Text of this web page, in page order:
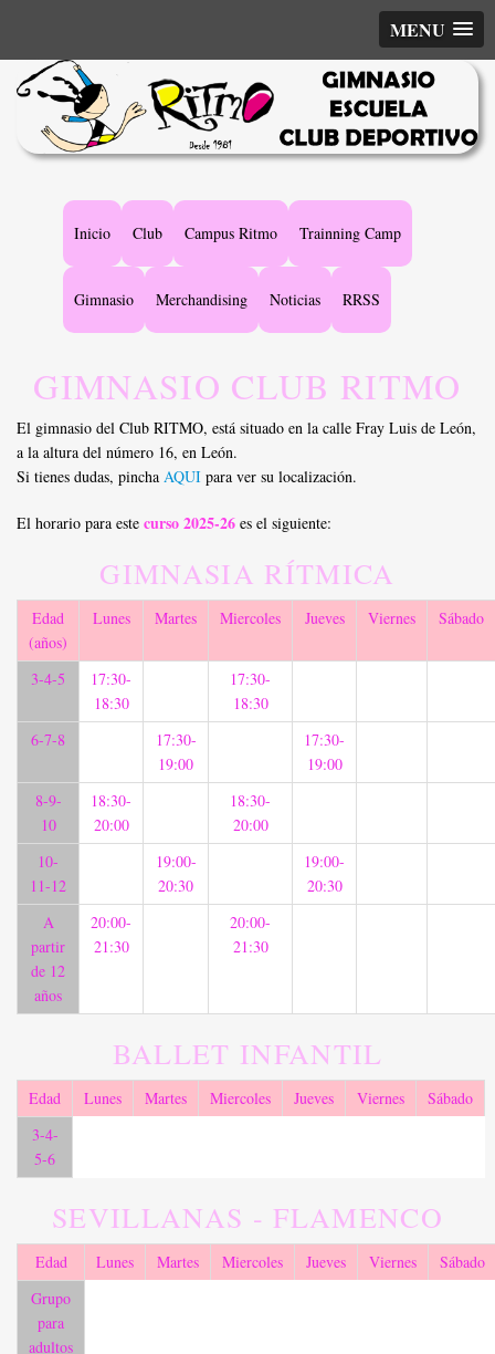
MENU
Main
navigation
Inicio Club Campus Ritmo Trainning Camp
Gimnasio Merchandising Noticias RRSS
GIMNASIO CLUB RITMO
El gimnasio del Club RITMO, está situado en la calle Fray Luis de León,
a la altura del número 16, en León.
Si tienes dudas, pincha AQUI para ver su localización.
El horario para este curso 2025-26 es el siguiente:
GIMNASIA RÍTMICA
Edad
(años)
Lunes Martes Miercoles Jueves Viernes Sábado
3-4-5
17:30-
18:30
17:30-
18:30
6-7-8
17:30-
19:00
17:30-
19:00
8-9-
10
18:30-
20:00
18:30-
20:00
10-
11-12
19:00-
20:30
19:00-
20:30
A
partir
de 12
años
20:00-
21:30
20:00-
21:30
BALLET INFANTIL
Edad Lunes Martes Miercoles Jueves Viernes
Sábado
3-4-
5-6
SEVILLANAS - FLAMENCO
Edad Lunes Martes Miercoles Jueves Viernes
Sábado
Grupo
para
adultos